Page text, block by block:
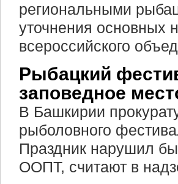
региональными
уточнения основных
всероссийского
Рыбацкий
заповедное
В Башкирии
рыболовного
Праздник нарушил
ООПТ, считают в